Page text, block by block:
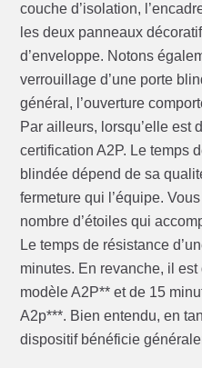
couche d’isolation,
les deux panneaux
d’enveloppe. Notons
verrouillage d’une porte
général, l’ouverture
Par ailleurs, lorsqu’elle est
certification A2P. Le temps
blindée dépend de sa
fermeture qui l’équipe.
nombre d’étoiles qui
Le temps de résistance
minutes. En revanche, il
modèle A2P** et de 15
A2p***. Bien entendu, en
dispositif bénéficie